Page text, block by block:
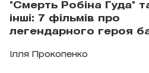
"Смерть Робіна Гуда"
інші: 7 фільмів про
легендарного героя
Ілля Прокопенко